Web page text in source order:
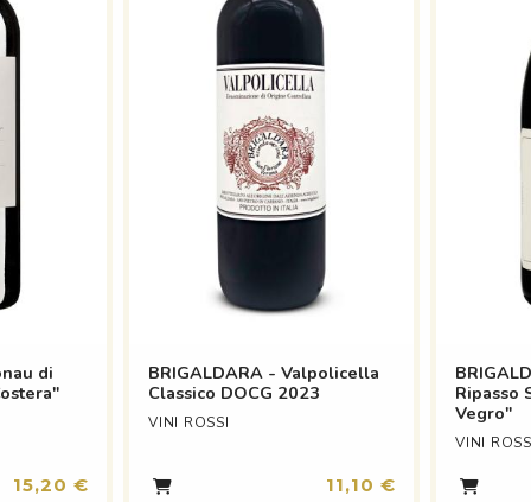
di
15,20 €
BRIGALDARA - Valpolicella
Classico DOCG 2023
VINI ROSSI
11,10 €
Ripasso
Vegro"
VINI